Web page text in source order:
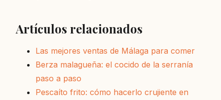
Artículos relacionados
Las mejores ventas de Málaga para comer
Berza malagueña: el cocido de la serranía
paso a paso
Pescaíto frito: cómo hacerlo crujiente en